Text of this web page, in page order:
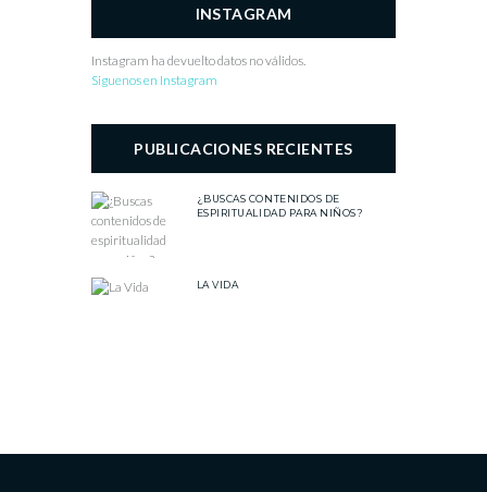
INSTAGRAM
Instagram ha devuelto datos no válidos.
Siguenos en Instagram
PUBLICACIONES RECIENTES
¿BUSCAS CONTENIDOS DE
ESPIRITUALIDAD PARA NIÑOS?
LA VIDA